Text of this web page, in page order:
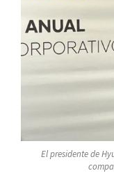
El presidente de